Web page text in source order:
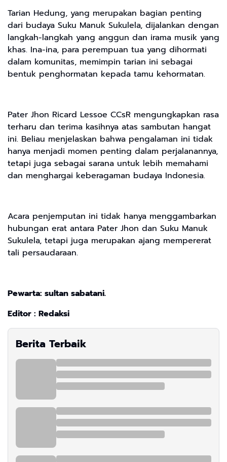
Tarian Hedung, yang merupakan bagian penting
dari budaya Suku Manuk Sukulela, dijalankan dengan
langkah-langkah yang anggun dan irama musik yang
khas. Ina-ina, para perempuan tua yang dihormati
dalam komunitas, memimpin tarian ini sebagai
bentuk penghormatan kepada tamu kehormatan.
Pater Jhon Ricard Lessoe CCsR mengungkapkan rasa
terharu dan terima kasihnya atas sambutan hangat
ini. Beliau menjelaskan bahwa pengalaman ini tidak
hanya menjadi momen penting dalam perjalanannya,
tetapi juga sebagai sarana untuk lebih memahami
dan menghargai keberagaman budaya Indonesia.
Acara penjemputan ini tidak hanya menggambarkan
hubungan erat antara Pater Jhon dan Suku Manuk
Sukulela, tetapi juga merupakan ajang mempererat
tali persaudaraan.
Pewarta: sultan sabatani.
Editor : Redaksi
Berita Terbaik